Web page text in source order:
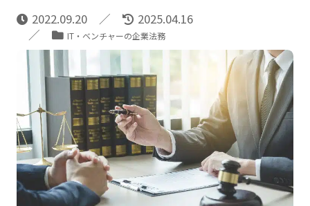
2022.09.20 2025.04.16
IT・ベンチャーの企業法務